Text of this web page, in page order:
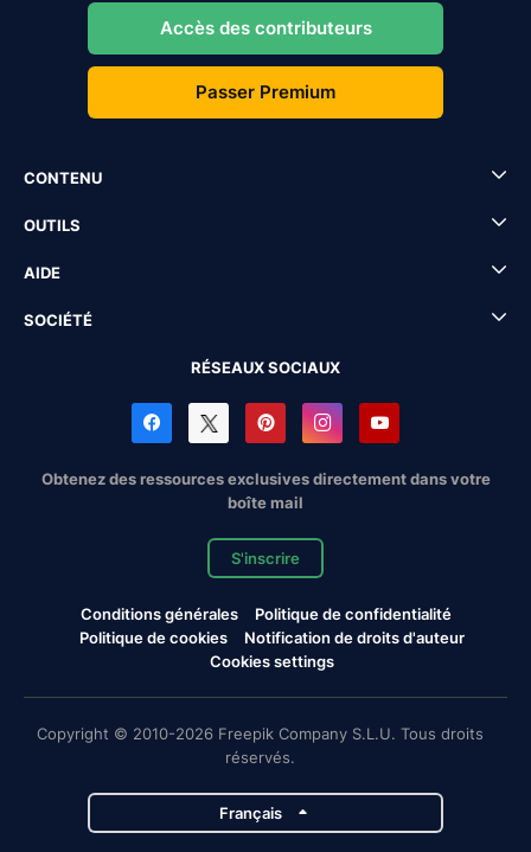
Accès des contributeurs
Passer Premium
CONTENU
OUTILS
AIDE
SOCIÉTÉ
RÉSEAUX SOCIAUX
Obtenez des ressources exclusives directement dans votre
boîte mail
S'inscrire
Conditions générales
Politique de confidentialité
Politique de cookies
Notification de droits d'auteur
Cookies settings
Copyright © 2010-2026 Freepik Company S.L.U. Tous droits
réservés.
Français